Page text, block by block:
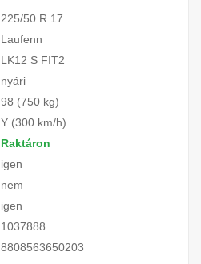
225/50 R 17
Laufenn
LK12 S FIT2
nyári
98 (750 kg)
Y (300 km/h)
Raktáron
igen
nem
igen
1037888
8808563650203